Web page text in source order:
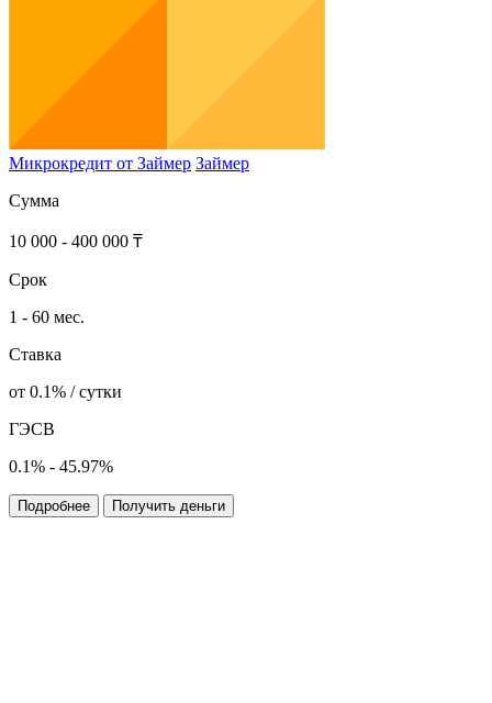
Микрокредит от Займер Займер
Сумма
10 000 - 400 000 ₸
Срок
1 - 60 мес.
Ставка
от 0.1% / сутки
ГЭСВ
0.1% - 45.97%
Подробнее Получить деньги